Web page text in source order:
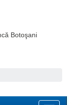
Botoşani